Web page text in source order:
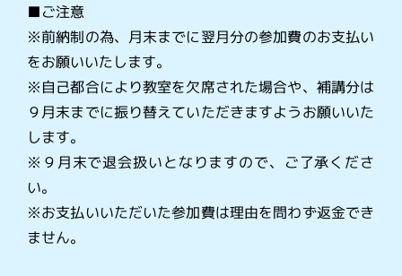
■ご注意
※前納制の為、月末までに翌月分の参加費のお支払い
をお願いいたします。
※自己都合により教室を欠席された場合や、補講分は
９月末までに振り替えていただきますようお願いいた
します。
※９月末で退会扱いとなりますので、ご了承くださ
い。
※お支払いいただいた参加費は理由を問わず返金でき
ません。